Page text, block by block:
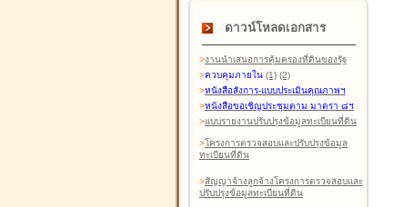
ดาวน์โหลดเอกสาร
>งานนำเสนอการคุ้มครองที่ดินของรัฐ
>ควบคุมภายใน (1) (2)
>หนังสือสังการ-แบบประเมินคุณภาพฯ
>หนังสือขอเชิญประชุมตาม มาตรา ๘ฯ
>แบบรายงานปรับปรุงข้อมูลทะเบียนที่ดิน
>โครงการตรวจสอบและปรับปรุงข้อมูล
ทะเบียนที่ดิน
>สัญญาจ้างลูกจ้างโครงการตรวจสอบและ
ปรับปรุงข้อมูลทะเบียนที่ดิน